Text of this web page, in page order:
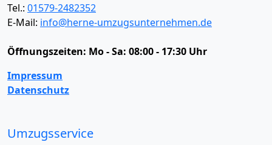
Tel.: 01579-2482352
E-Mail: info@herne-umzugsunternehmen.de
Öffnungszeiten: Mo - Sa: 08:00 - 17:30 Uhr
Impressum
Datenschutz
Umzugsservice